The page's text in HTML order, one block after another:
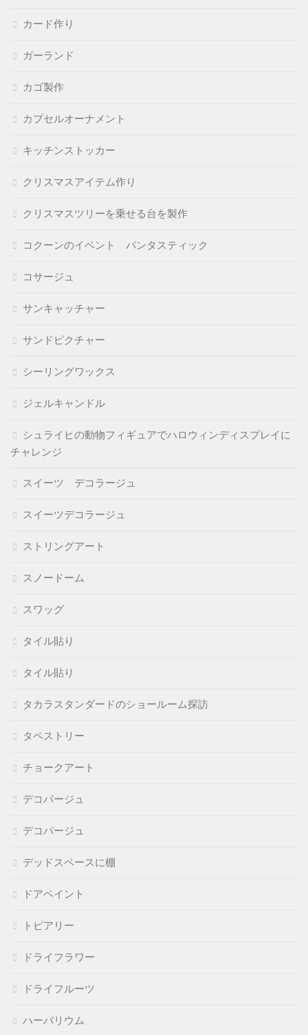
カード作り
ガーランド
カゴ製作
カプセルオーナメント
キッチンストッカー
クリスマスアイテム作り
クリスマスツリーを乗せる台を製作
コクーンのイベント パンタスティック
コサージュ
サンキャッチャー
サンドピクチャー
シーリングワックス
ジェルキャンドル
シュライヒの動物フィギュアでハロウィンディスプレイに
チャレンジ
スイーツ デコラージュ
スイーツデコラージュ
ストリングアート
スノードーム
スワッグ
タイル貼り
タイル貼り
タカラスタンダードのショールーム探訪
タペストリー
チョークアート
デコパージュ
デコパージュ
デッドスペースに棚
ドアペイント
トピアリー
ドライフラワー
ドライフルーツ
ハーバリウム